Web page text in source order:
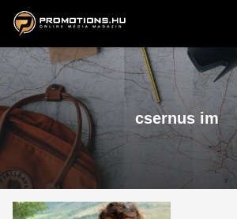
ZENE, FILM & KULT
csernus im